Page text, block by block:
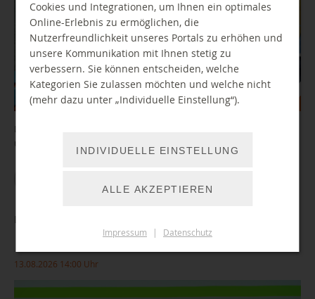
Lernroboter Bee-Bot, Dash und Ozobot spielerisch programmieren
und steuern.
13.08.2026 14:00 Uhr
Cookies und Integrationen, um Ihnen ein optimales
Online-Erlebnis zu ermöglichen, die
Nutzerfreundlichkeit unseres Portals zu erhöhen und
unsere Kommunikation mit Ihnen stetig zu
verbessern. Sie können entscheiden, welche
Kategorien Sie zulassen möchten und welche nicht
(mehr dazu unter „Individuelle Einstellung“).
INDIVIDUELLE EINSTELLUNG
ALLE AKZEPTIEREN
Impressum | Datenschutz